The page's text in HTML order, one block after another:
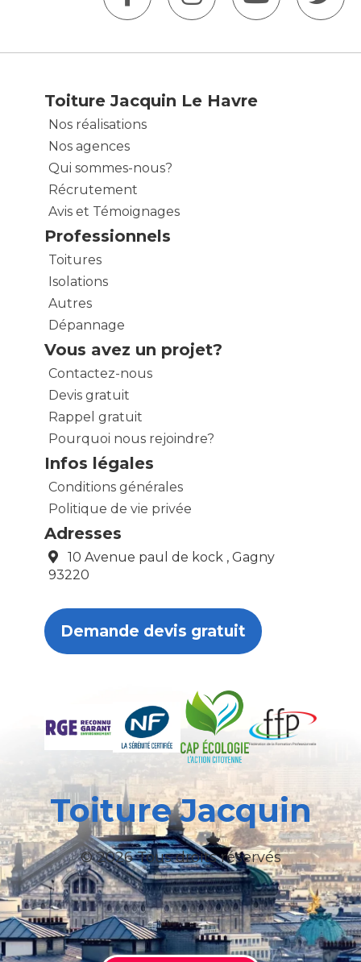
Toiture Jacquin Le Havre
Nos réalisations
Nos agences
Qui sommes-nous?
Récrutement
Avis et Témoignages
Professionnels
Toitures
Isolations
Autres
Dépannage
Vous avez un projet?
Contactez-nous
Devis gratuit
Rappel gratuit
Pourquoi nous rejoindre?
Infos légales
Conditions générales
Politique de vie privée
Adresses
10 Avenue paul de kock , Gagny
93220
Demande devis gratuit
Toiture Jacquin
© 2026 Tous droits réservés